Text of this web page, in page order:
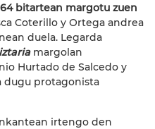
bitartean margotu zuen
Coterillo y Ortega andrea
duela. Legarda
margolan
Hurtado de Salcedo y
dugu protagonista
irtengo den